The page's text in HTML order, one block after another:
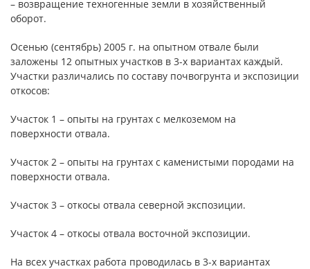
– возвращение техногенные земли в хозяйственный
оборот.
Осенью (сентябрь) 2005 г. на опытном отвале были
заложены 12 опытных участков в 3-х вариантах каждый.
Участки различались по составу почвогрунта и экспозиции
откосов:
Участок 1 – опыты на грунтах с мелкоземом на
поверхности отвала.
Участок 2 – опыты на грунтах с каменистыми породами на
поверхности отвала.
Участок 3 – откосы отвала северной экспозиции.
Участок 4 – откосы отвала восточной экспозиции.
На всех участках работа проводилась в 3-х вариантах